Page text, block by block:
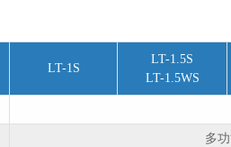
LT-1S
LT-1.5S
LT-1.5WS
多